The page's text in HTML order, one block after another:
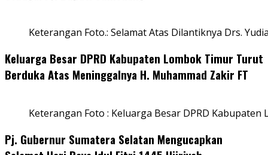
Keterangan Foto.: Selamat Atas Dilantiknya Drs.
Keluarga Besar DPRD Kabupaten Lombok Timur Turut
Berduka Atas Meninggalnya H. Muhammad Zakir FT
Keterangan Foto : Keluarga Besar DPRD
Pj. Gubernur Sumatera Selatan Mengucapkan